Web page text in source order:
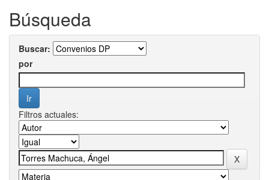
Búsqueda
Buscar:
por
Filtros actuales: